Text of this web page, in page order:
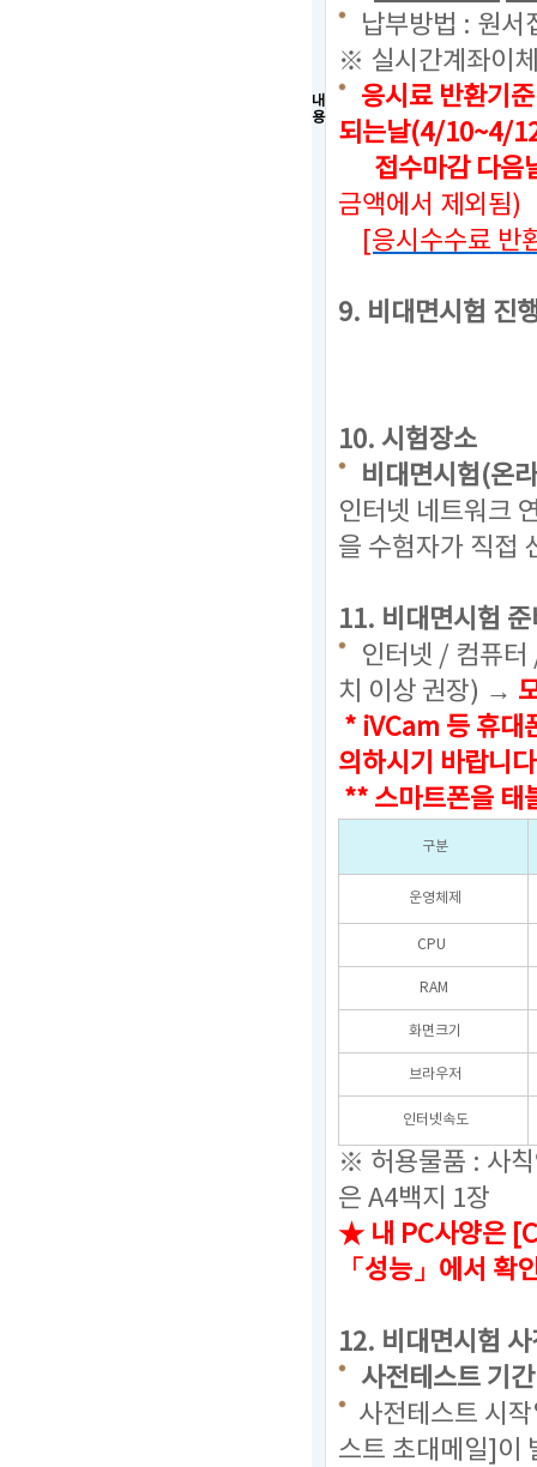
내
용
납부방법 : 원서
※ 실시간계좌이
응시료 반환기
되는날(4/10~4/
접수마감 다음
금액에서 제외됨)
[응시수수료 반
9. 비대면시험 진
10. 시험장소
비대면시험(온
인터넷 네트워크
을 수험자가 직접
11. 비대면시험
인터넷 / 컴퓨
치 이상 권장) →
* iVCam 등 휴대
의하시기 바랍니
** 스마트폰을 태
구분
운영체제
CPU
RAM
화면크기
브라우저
인터넷속도
※ 허용물품 : 사칙
은 A4백지 1장
★ 내 PC사양은
「성능」에서 확
12. 비대면시험
사전테스트 기
사전테스트 시
스트 초대메일]이